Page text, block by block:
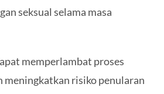
seksual selama masa
memperlambat proses
meningkatkan risiko penularan